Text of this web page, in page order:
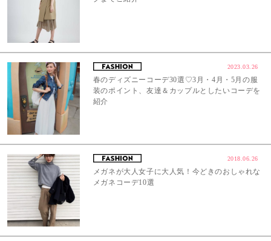
2023.03.26
春のディズニーコーデ30選♡3月・4月・5月の服
装のポイント、友達＆カップルとしたいコーデを
紹介
2018.06.26
メガネが大人女子に大人気！今どきのおしゃれな
メガネコーデ10選